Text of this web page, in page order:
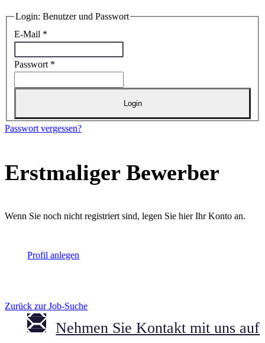
Login: Benutzer und Passwort
E-Mail *
Passwort *
Login
Passwort vergessen?
Erstmaliger Bewerber
Wenn Sie noch nicht registriert sind, legen Sie hier Ihr Konto an.
Profil anlegen
Zurück zur Job-Suche
Nehmen Sie Kontakt mit uns auf